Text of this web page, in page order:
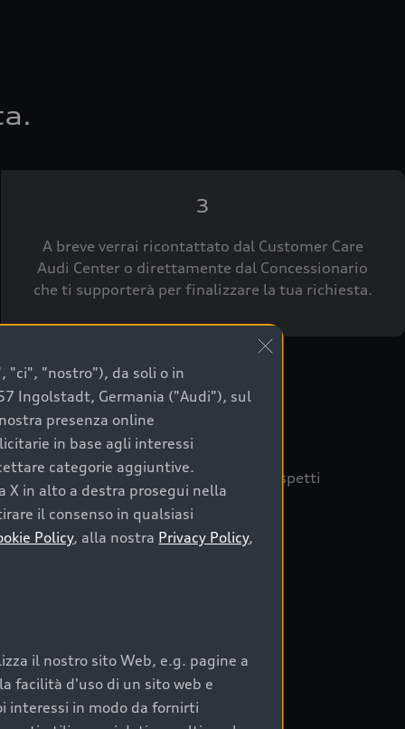
3
A breve verrai ricontattato dal Customer Care
Audi Center o direttamente dal Concessionario
che ti supporterà per finalizzare la tua richiesta.
sicuro, è essenziale considerare aspetti
Prima Scelta :plus
nel tempo;
"ci", "nostro"), da soli o in
Ingolstadt, Germania ("Audi"), sul
presenza online
in base agli interessi
categorie aggiuntive.
in alto a destra prosegui nella
il consenso in qualsiasi
Policy, alla nostra Privacy Policy,
il nostro sito Web, e.g. pagine a
facilità d'uso di un sito web e
interessi in modo da fornirti